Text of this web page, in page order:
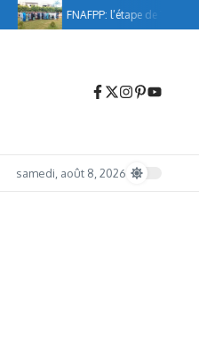
FNAFPP: l’étape de Tsévié
samedi, août 8, 2026